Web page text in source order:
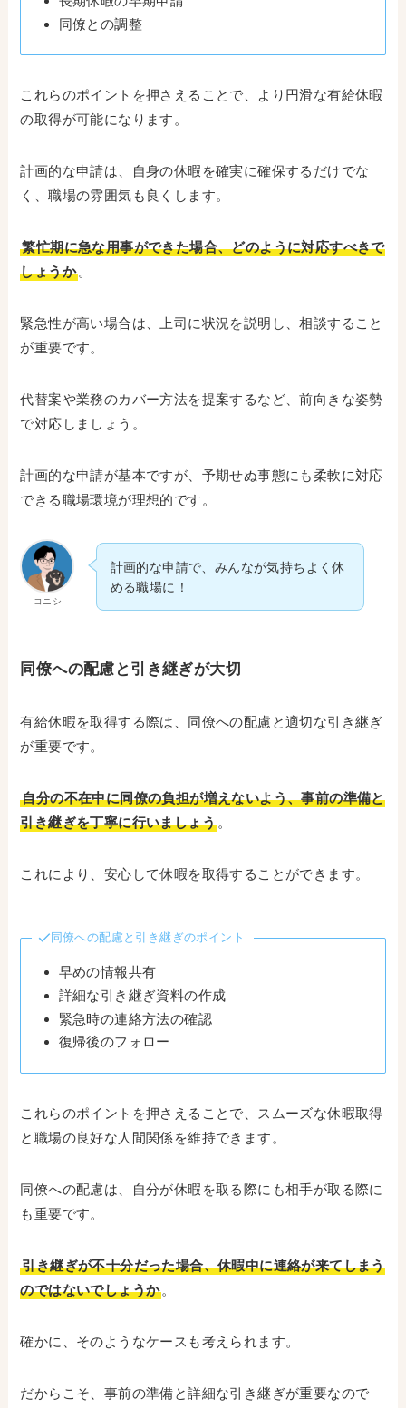
同僚との調整
これらのポイントを押さえることで、より円滑な有給休暇
の取得が可能になります。
計画的な申請は、自身の休暇を確実に確保するだけでな
く、職場の雰囲気も良くします。
繁忙期に急な用事ができた場合、どのように対応すべきで
しょうか。
緊急性が高い場合は、上司に状況を説明し、相談すること
が重要です。
代替案や業務のカバー方法を提案するなど、前向きな姿勢
で対応しましょう。
計画的な申請が基本ですが、予期せぬ事態にも柔軟に対応
できる職場環境が理想的です。
コニシ
計画的な申請で、みんなが気持ちよく休
める職場に！
同僚への配慮と引き継ぎが大切
有給休暇を取得する際は、同僚への配慮と適切な引き継ぎ
が重要です。
自分の不在中に同僚の負担が増えないよう、事前の準備と
引き継ぎを丁寧に行いましょう。
これにより、安心して休暇を取得することができます。
同僚への配慮と引き継ぎのポイント
早めの情報共有
詳細な引き継ぎ資料の作成
緊急時の連絡方法の確認
復帰後のフォロー
これらのポイントを押さえることで、スムーズな休暇取得
と職場の良好な人間関係を維持できます。
同僚への配慮は、自分が休暇を取る際にも相手が取る際に
も重要です。
引き継ぎが不十分だった場合、休暇中に連絡が来てしまう
のではないでしょうか 。
確かに、そのようなケースも考えられます。
だからこそ、事前の準備と詳細な引き継ぎが重要なので